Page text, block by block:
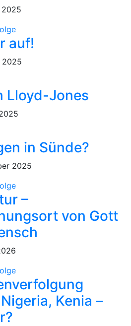
2025
auf!
2025
Lloyd-Jones
in Sünde?
2025
–
von Gott
Kenia –